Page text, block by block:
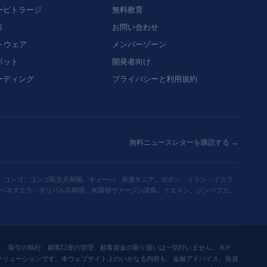
ビトラージ
ウェア
ット
ディング
無料教育
お問い合わせ
メンバーゾーン
開発者向け
プライバシーと利用規約
無料ニュースレターを購読する →
ンゴ、コンゴ民主共和国、キューバ、赤道ギニア、ガボン、イラン・イスラ
ズエラ・ボリバル共和国、米国領ヴァージン諸島、イエメン、ジンバブエ。
取引の執行、顧客口座の管理、顧客資金の取り扱いは一切行いません。 BJF
ューションです。本ウェブサイト上のいかなる内容も、金融アドバイス、投資